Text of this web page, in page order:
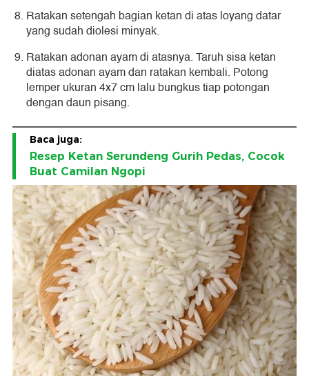
Ratakan setengah bagian ketan di atas loyang datar
yang sudah diolesi minyak.
Ratakan adonan ayam di atasnya. Taruh sisa ketan
diatas adonan ayam dan ratakan kembali. Potong
lemper ukuran 4x7 cm lalu bungkus tiap potongan
dengan daun pisang.
Baca juga:
Resep Ketan Serundeng Gurih Pedas, Cocok
Buat Camilan Ngopi